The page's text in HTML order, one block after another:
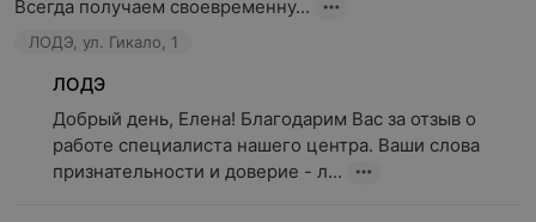
Всегда получаем своевременну...
ЛОДЭ, ул. Гикало, 1
ЛОДЭ
Добрый день, Елена! Благодарим Вас за отзыв о
работе специалиста нашего центра. Ваши слова
признательности и доверие - л...